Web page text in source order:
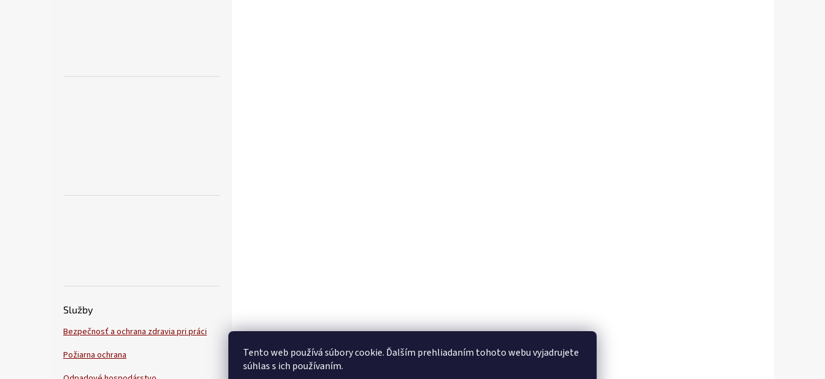
Tento web používá súbory cookie. Ďalším prehliadaním tohoto webu vyjadrujete
súhlas s ich používaním.
Služby
Bezpečnosť a ochrana zdravia pri práci
Požiarna ochrana